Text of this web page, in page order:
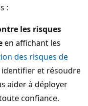
:
les risques
en affichant les
des risques de
et résoudre
aider à déployer
confiance.